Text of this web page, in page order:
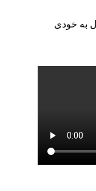
به خودی